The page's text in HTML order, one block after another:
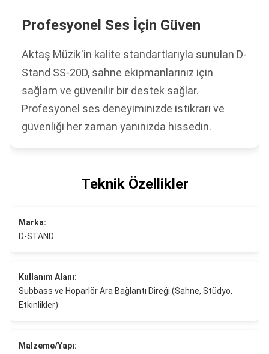
Profesyonel Ses İçin Güven
Aktaş Müzik'in kalite standartlarıyla sunulan D-
Stand SS-20D, sahne ekipmanlarınız için
sağlam ve güvenilir bir destek sağlar.
Profesyonel ses deneyiminizde istikrarı ve
güvenliği her zaman yanınızda hissedin.
Teknik Özellikler
Marka:
D-STAND
Kullanım Alanı:
Subbass ve Hoparlör Ara Bağlantı Direği (Sahne, Stüdyo,
Etkinlikler)
Malzeme/Yapı: